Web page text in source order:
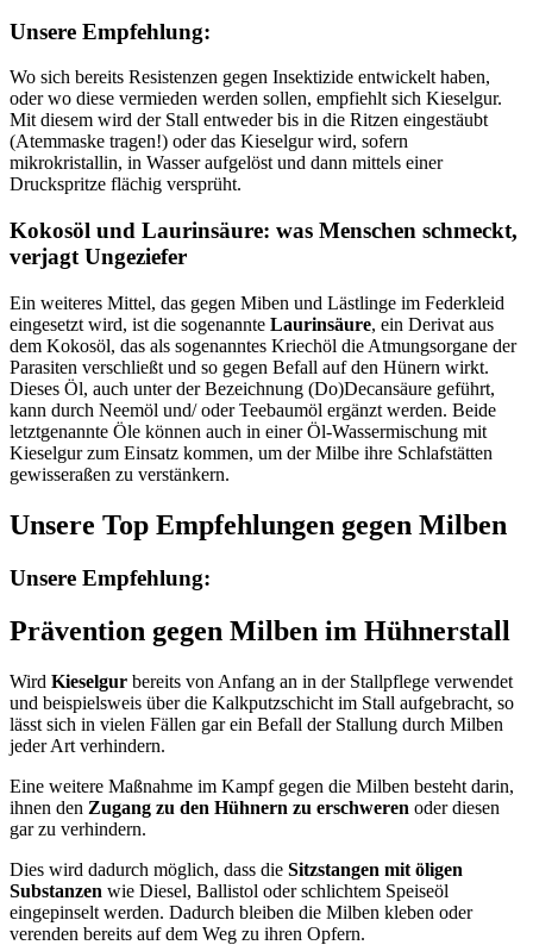
Unsere Empfehlung:
Wo sich bereits Resistenzen gegen Insektizide entwickelt haben,
oder wo diese vermieden werden sollen, empfiehlt sich Kieselgur.
Mit diesem wird der Stall entweder bis in die Ritzen eingestäubt
(Atemmaske tragen!) oder das Kieselgur wird, sofern
mikrokristallin, in Wasser aufgelöst und dann mittels einer
Druckspritze flächig versprüht.
Kokosöl und Laurinsäure: was Menschen schmeckt,
verjagt Ungeziefer
Ein weiteres Mittel, das gegen Miben und Lästlinge im Federkleid
eingesetzt wird, ist die sogenannte Laurinsäure, ein Derivat aus
dem Kokosöl, das als sogenanntes Kriechöl die Atmungsorgane der
Parasiten verschließt und so gegen Befall auf den Hünern wirkt.
Dieses Öl, auch unter der Bezeichnung (Do)Decansäure geführt,
kann durch Neemöl und/ oder Teebaumöl ergänzt werden. Beide
letztgenannte Öle können auch in einer Öl-Wassermischung mit
Kieselgur zum Einsatz kommen, um der Milbe ihre Schlafstätten
gewisseraßen zu verstänkern.
Unsere Top Empfehlungen gegen Milben
Unsere Empfehlung:
Prävention gegen Milben im Hühnerstall
Wird Kieselgur bereits von Anfang an in der Stallpflege verwendet
und beispielsweis über die Kalkputzschicht im Stall aufgebracht, so
lässt sich in vielen Fällen gar ein Befall der Stallung durch Milben
jeder Art verhindern.
Eine weitere Maßnahme im Kampf gegen die Milben besteht darin,
ihnen den Zugang zu den Hühnern zu erschweren oder diesen
gar zu verhindern.
Dies wird dadurch möglich, dass die Sitzstangen mit öligen
Substanzen wie Diesel, Ballistol oder schlichtem Speiseöl
eingepinselt werden. Dadurch bleiben die Milben kleben oder
verenden bereits auf dem Weg zu ihren Opfern.